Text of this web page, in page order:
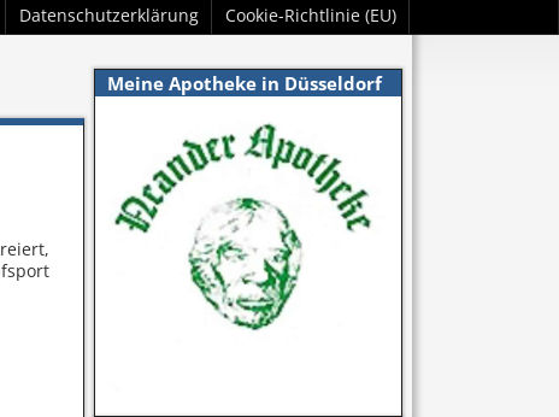
Datenschutzerklärung
Cookie-Richtlinie (EU)
Meine Apotheke in Düsseldorf